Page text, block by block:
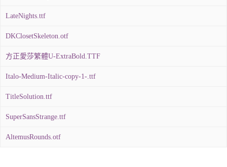
LateNights.ttf
DKClosetSkeleton.otf
方正愛莎繁體U-ExtraBold.TTF
Italo-Medium-Italic-copy-1-.ttf
TitleSolution.ttf
SuperSansStrange.ttf
AltemusRounds.otf